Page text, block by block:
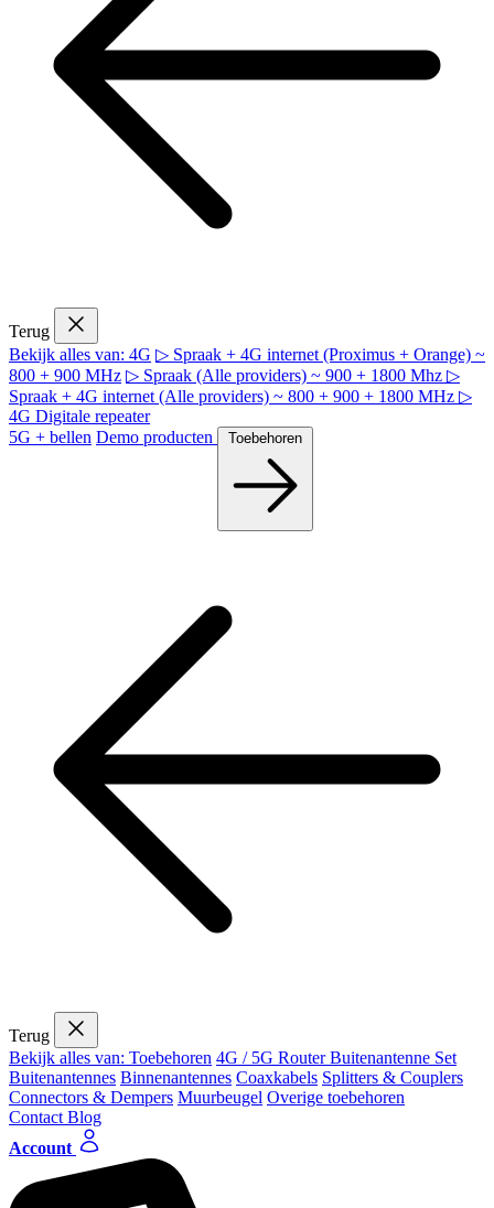
Terug
Bekijk alles van: 4G ▷ Spraak + 4G internet (Proximus + Orange) ~
800 + 900 MHz ▷ Spraak (Alle providers) ~ 900 + 1800 Mhz ▷
Spraak + 4G internet (Alle providers) ~ 800 + 900 + 1800 MHz ▷
4G Digitale repeater
5G + bellen Demo producten Toebehoren
Terug
Bekijk alles van: Toebehoren 4G / 5G Router Buitenantenne Set
Buitenantennes Binnenantennes Coaxkabels Splitters & Couplers
Connectors & Dempers Muurbeugel Overige toebehoren
Contact Blog
Account